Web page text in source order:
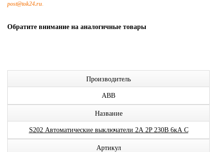
post@tok24.ru.
Обратите внимание на аналогичные товары
Производитель
ABB
Название
S202 Автоматические выключатели 2А 2P 230В 6кА C
Артикул